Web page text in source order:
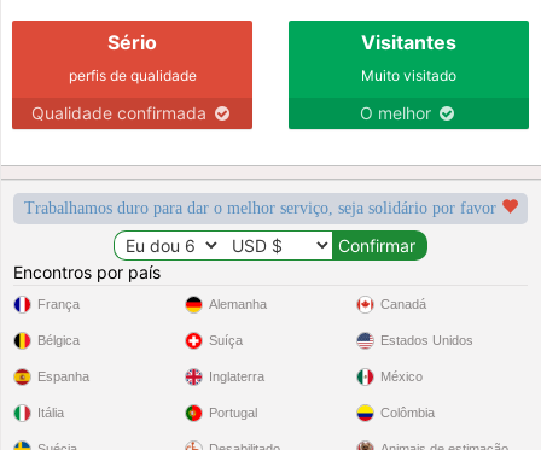
Sério
perfis de qualidade
Qualidade confirmada
Visitantes
Muito visitado
O melhor
Trabalhamos duro para dar o melhor serviço, seja solidário por favor
Encontros por país
França
Bélgica
Espanha
Itália
Alemanha
Suíça
Inglaterra
Portugal
Canadá
Estados Unidos
México
Colômbia